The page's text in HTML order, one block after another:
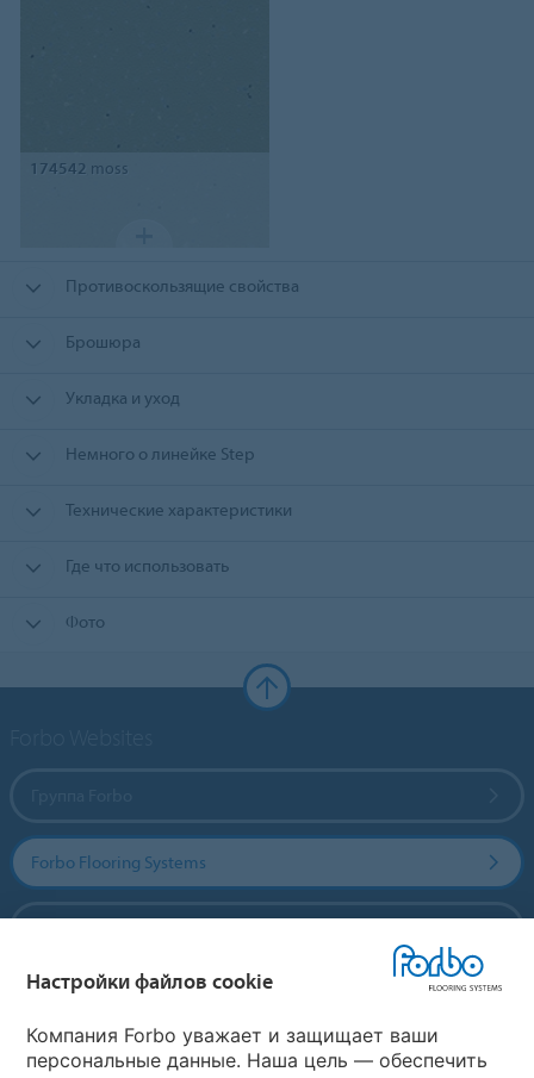
174542 moss
Противоскользящие свойства
Брошюра
Укладка и уход
Немного о линейке Step
Технические характеристики
Где что использовать
Фото
Forbo Flooring Systems
Выберите страну
Настройки файлов cookie
Компания Forbo уважает и защищает ваши
персональные данные. Наша цель — обеспечить